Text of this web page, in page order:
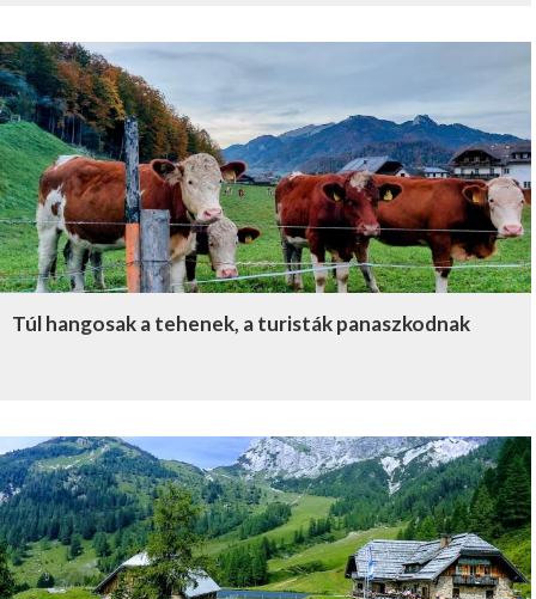
Túl hangosak a tehenek, a turisták panaszkodnak